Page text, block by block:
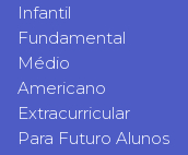
Infantil
Fundamental
Médio
Americano
Extracurricular
Para Futuro Alunos